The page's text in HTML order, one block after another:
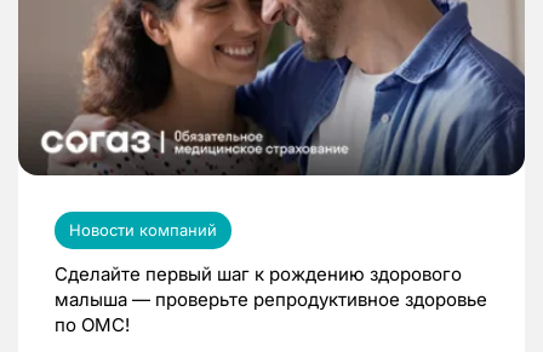
Новости компаний
Сделайте первый шаг к рождению здорового
малыша — проверьте репродуктивное здоровье
по ОМС!